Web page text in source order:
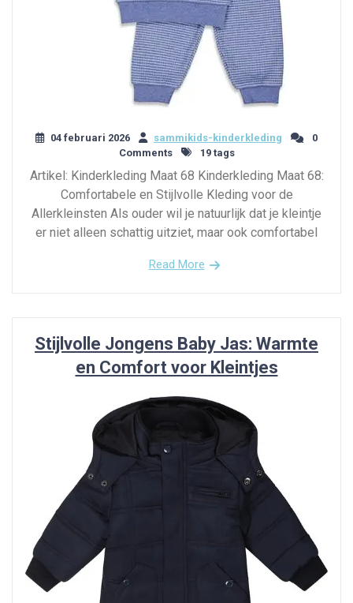
04 februari 2026 sammikids-kinderkleding
0
Comments
19 tags
Artikel: Kinderkleding Maat 68 Kinderkleding Maat 68:
Comfortabele en Stijlvolle Kleding voor de
Allerkleinsten Als ouder wil je natuurlijk dat je kleintje
er niet alleen schattig uitziet, maar ook comfortabel
Read More
Stijlvolle Jongens Baby Jas: Warmte
en Comfort voor Kleintjes